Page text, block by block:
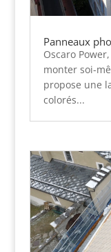
Panneaux
Oscaro
monter soi-
propose une
colorés...